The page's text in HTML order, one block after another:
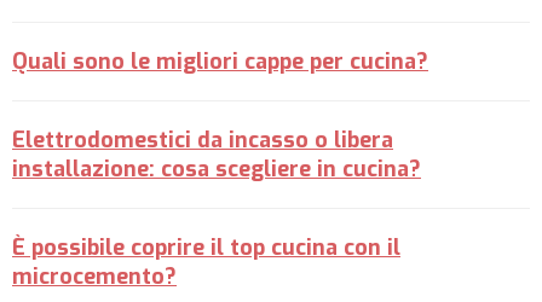
Quali sono le migliori cappe per cucina?
Elettrodomestici da incasso o libera
installazione: cosa scegliere in cucina?
È possibile coprire il top cucina con il
microcemento?